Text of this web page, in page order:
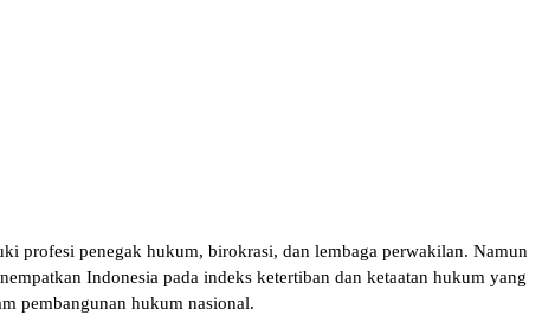
profesi penegak hukum, birokrasi, dan lembaga perwakilan. Namun
Indonesia pada indeks ketertiban dan ketaatan hukum yang
pembangunan hukum nasional.